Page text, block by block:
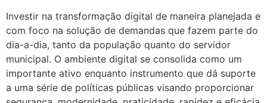
Investir na transformação digital de maneira planejada e
com foco na solução de demandas que fazem parte do
dia-a-dia, tanto da população quanto do servidor
municipal. O ambiente digital se consolida como um
importante ativo enquanto instrumento que dá suporte
a uma série de políticas públicas visando proporcionar